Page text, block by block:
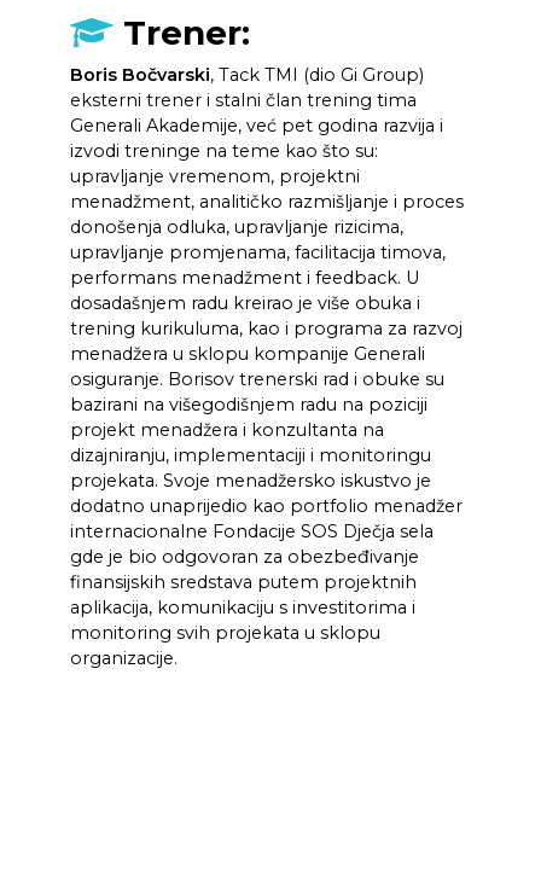
Trener:
Boris Bočvarski, Tack TMI (dio Gi Group)
eksterni trener i stalni član trening tima
Generali Akademije, već pet godina razvija i
izvodi treninge na teme kao što su:
upravljanje vremenom, projektni
menadžment, analitičko razmišljanje i proces
donošenja odluka, upravljanje rizicima,
upravljanje promjenama, facilitacija timova,
performans menadžment i feedback. U
dosadašnjem radu kreirao je više obuka i
trening kurikuluma, kao i programa za razvoj
menadžera u sklopu kompanije Generali
osiguranje. Borisov trenerski rad i obuke su
bazirani na višegodišnjem radu na poziciji
projekt menadžera i konzultanta na
dizajniranju, implementaciji i monitoringu
projekata. Svoje menadžersko iskustvo je
dodatno unaprijedio kao portfolio menadžer
internacionalne Fondacije SOS Dječja sela
gde je bio odgovoran za obezbeđivanje
finansijskih sredstava putem projektnih
aplikacija, komunikaciju s investitorima i
monitoring svih projekata u sklopu
organizacije.